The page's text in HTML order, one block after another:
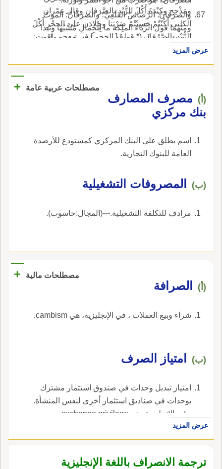
ومَذْحِج وكِنْدَةَ أَكْلَ الزُّبْدِ بالصَّرَفان وقال عِمْران
الكلبي أَكُنْتُمْ حَسِبْتُمْ ضَرْبَنا وجِلادَن على الحجْرِ أَكْلَ
الزُّبْدِ بالصَّرَفان (* قوله [ الحجر ] في معجم ياقوت:
الحجر، بالكسر وبالفتح وبالضم، أسما مواضع.
والصرَفانُ: الرَّصاصُ القَلَعِيُّ؛ والصرَفانُ: الموتُ
ومنهما قول الزَّبّاء الملِكة ما لِلْجِمالِ مَشْيُها وئيدا
أَجَنْدَلاً يَحْمِلْنَ أَم حَديدا أَمْ صَرَفاناً بارِداً شَديدا أَم
الرِّجال جُثَّماً قُعُودا قال اَبو عبيد: ولم يكن يهدى لها
شيء أَحَبّ إليها من التمر الصرَفان وأَنشد ولما أَتَتْها
والصَّرَفيُّ: ضَرْب من النَّجائب منسوبة، وقيل بالدال
وهو الصحيح، وق تقدم.
عرض المزيد
مصطلحات عربية عامة +
(أ) مصرف المصارف
بنك مركزي
اسم يطلق على البنك المركزي كمستودع للأرصدة
العامة للبنوك التجارية.
(ب) المصروفات التشغيلية
مرادف للتكلفة التشغيلية.---(المجال:حاسوب).
مصطلحات مالية +
(أ) الصرافة
شراء وبيع العملات ، في الإنجليزية، هي cambism.
(ب) امتياز الصرف
امتياز تبديل وحدات في صندوق استثمار مشترك
بوحدات في صناديق استثمار أخرى لنفس المنشأة.
، في الإنجليزية، هي exchange privilege.
عرض المزيد
ترجمة الانصراف باللغة الإنجليزية